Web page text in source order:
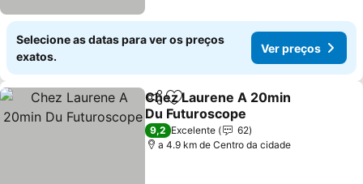
Selecione as datas para ver os preços
exatos.
Ver preços
PartilharAdicionar aos favoritos
Chez Laurene A 20min
Du Futuroscope
9,2 Excelente
62
a 4.9 km de Centro da cidade